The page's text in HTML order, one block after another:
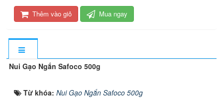
Thêm vào giỏ Mua ngay
Nui Gạo Ngắn Safoco 500g
Từ khóa: Nui Gạo Ngắn Safoco 500g